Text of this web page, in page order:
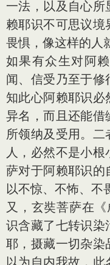
一法，以及自心
赖耶识不可思议境
畏惧，像这样的人
如果有众生对阿
闻、信受乃至于修
知此心阿赖耶识
异名，而且还能借
所领纳及受用。
人，必然不是小
萨对于阿赖耶识的
以不惊、不怖、不
又，玄奘菩萨在
识含藏了七转识染
耶，摄藏一切杂染
以为自内我故，